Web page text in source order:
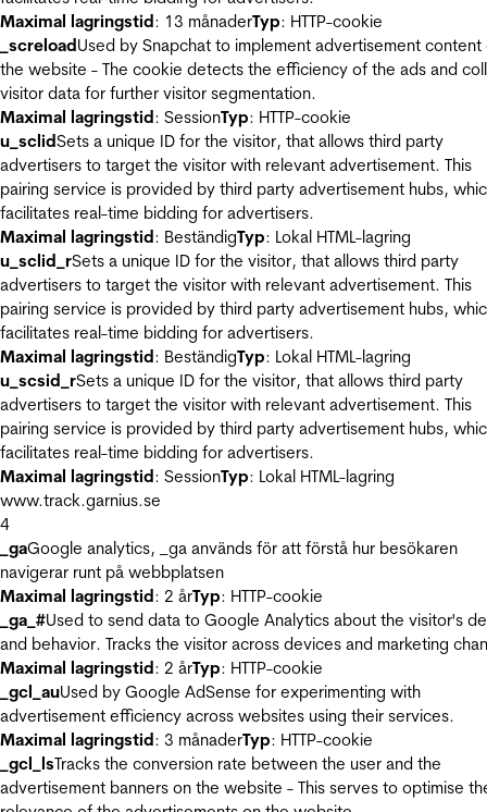
Maximal lagringstid: 13 månaderTyp: HTTP-cookie
_screloadUsed by Snapchat to implement advertisement content
the website - The cookie detects the efficiency of the ads and
visitor data for further visitor segmentation.
Maximal lagringstid: SessionTyp: HTTP-cookie
u_sclidSets a unique ID for the visitor, that allows third party
advertisers to target the visitor with relevant advertisement. This
pairing service is provided by third party advertisement hubs,
facilitates real-time bidding for advertisers.
Maximal lagringstid: BeständigTyp: Lokal HTML-lagring
u_sclid_rSets a unique ID for the visitor, that allows third party
advertisers to target the visitor with relevant advertisement. This
pairing service is provided by third party advertisement hubs,
facilitates real-time bidding for advertisers.
Maximal lagringstid: BeständigTyp: Lokal HTML-lagring
u_scsid_rSets a unique ID for the visitor, that allows third party
advertisers to target the visitor with relevant advertisement. This
pairing service is provided by third party advertisement hubs,
facilitates real-time bidding for advertisers.
Maximal lagringstid: SessionTyp: Lokal HTML-lagring
www.track.garnius.se
4
_gaGoogle analytics, _ga används för att förstå hur besökaren
navigerar runt på webbplatsen
Maximal lagringstid: 2 årTyp: HTTP-cookie
_ga_#Used to send data to Google Analytics about the visitor's
and behavior. Tracks the visitor across devices and marketing
Maximal lagringstid: 2 årTyp: HTTP-cookie
_gcl_auUsed by Google AdSense for experimenting with
advertisement efficiency across websites using their services.
Maximal lagringstid: 3 månaderTyp: HTTP-cookie
_gcl_lsTracks the conversion rate between the user and the
advertisement banners on the website - This serves to optimise